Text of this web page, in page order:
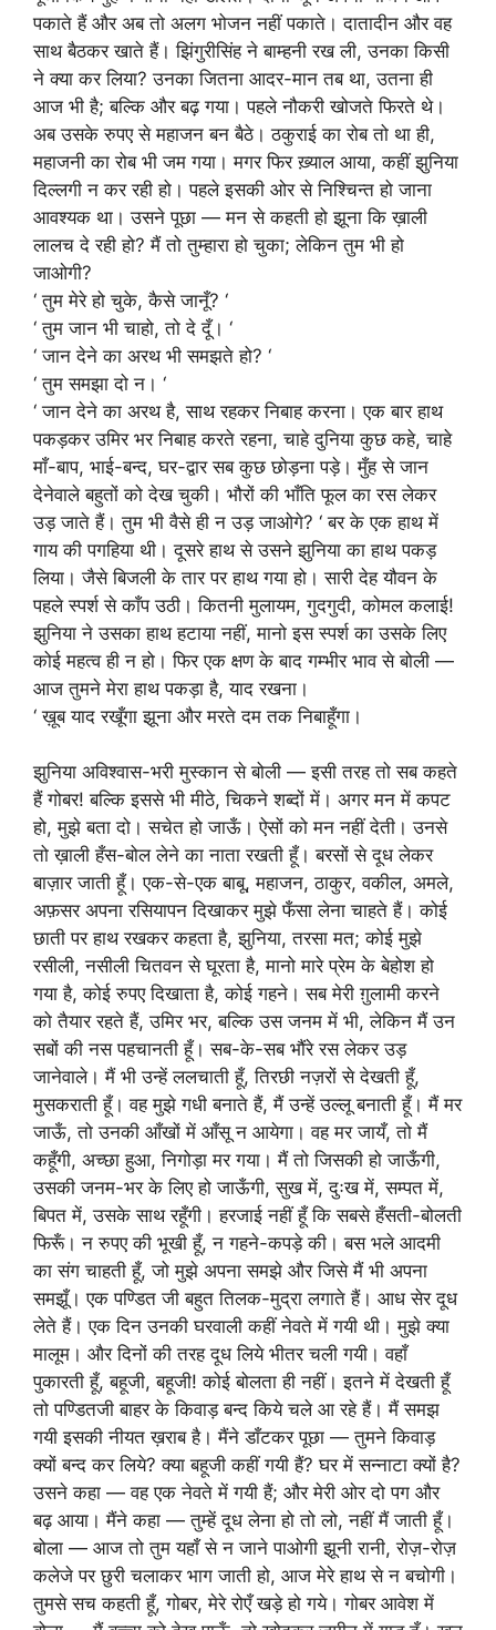
पकाते हैं और अब तो अलग भोजन नहीं पकाते। दातादीन और वह
साथ बैठकर खाते हैं। झिंगुरीसिंह ने बाम्हनी रख ली, उनका किसी
ने क्या कर लिया? उनका जितना आदर-मान तब था, उतना ही
आज भी है; बल्कि और बढ़ गया। पहले नौकरी खोजते फिरते थे।
अब उसके रुपए से महाजन बन बैठे। ठकुराई का रोब तो था ही,
महाजनी का रोब भी जम गया। मगर फिर ख़्याल आया, कहीं झुनिया
दिल्लगी न कर रही हो। पहले इसकी ओर से निश्चिन्त हो जाना
आवश्यक था। उसने पूछा — मन से कहती हो झूना कि ख़ाली
लालच दे रही हो? मैं तो तुम्हारा हो चुका; लेकिन तुम भी हो
जाओगी?
‘ तुम मेरे हो चुके, कैसे जानूँ? ‘
‘ तुम जान भी चाहो, तो दे दूँ। ‘
‘ जान देने का अरथ भी समझते हो? ‘
‘ तुम समझा दो न। ‘
‘ जान देने का अरथ है, साथ रहकर निबाह करना। एक बार हाथ
पकड़कर उमिर भर निबाह करते रहना, चाहे दुनिया कुछ कहे, चाहे
माँ-बाप, भाई-बन्द, घर-द्वार सब कुछ छोड़ना पड़े। मुँह से जान
देनेवाले बहुतों को देख चुकी। भौरों की भाँति फूल का रस लेकर
उड़ जाते हैं। तुम भी वैसे ही न उड़ जाओगे? ‘ बर के एक हाथ में
गाय की पगहिया थी। दूसरे हाथ से उसने झुनिया का हाथ पकड़
लिया। जैसे बिजली के तार पर हाथ गया हो। सारी देह यौवन के
पहले स्पर्श से काँप उठी। कितनी मुलायम, गुदगुदी, कोमल कलाई!
झुनिया ने उसका हाथ हटाया नहीं, मानो इस स्पर्श का उसके लिए
कोई महत्व ही न हो। फिर एक क्षण के बाद गम्भीर भाव से बोली —
आज तुमने मेरा हाथ पकड़ा है, याद रखना।
‘ ख़ूब याद रखूँगा झूना और मरते दम तक निबाहूँगा।
झुनिया अविश्वास-भरी मुस्कान से बोली — इसी तरह तो सब कहते
हैं गोबर! बल्कि इससे भी मीठे, चिकने शब्दों में। अगर मन में कपट
हो, मुझे बता दो। सचेत हो जाऊँ। ऐसों को मन नहीं देती। उनसे
तो ख़ाली हँस-बोल लेने का नाता रखती हूँ। बरसों से दूध लेकर
बाज़ार जाती हूँ। एक-से-एक बाबू, महाजन, ठाकुर, वकील, अमले,
अफ़सर अपना रसियापन दिखाकर मुझे फँसा लेना चाहते हैं। कोई
छाती पर हाथ रखकर कहता है, झुनिया, तरसा मत; कोई मुझे
रसीली, नसीली चितवन से घूरता है, मानो मारे प्रेम के बेहोश हो
गया है, कोई रुपए दिखाता है, कोई गहने। सब मेरी ग़ुलामी करने
को तैयार रहते हैं, उमिर भर, बल्कि उस जनम में भी, लेकिन मैं उन
सबों की नस पहचानती हूँ। सब-के-सब भौंरे रस लेकर उड़
जानेवाले। मैं भी उन्हें ललचाती हूँ, तिरछी नज़रों से देखती हूँ,
मुसकराती हूँ। वह मुझे गधी बनाते हैं, मैं उन्हें उल्लू बनाती हूँ। मैं मर
जाऊँ, तो उनकी आँखों में आँसू न आयेगा। वह मर जायँ, तो मैं
कहूँगी, अच्छा हुआ, निगोड़ा मर गया। मैं तो जिसकी हो जाऊँगी,
उसकी जनम-भर के लिए हो जाऊँगी, सुख में, दुःख में, सम्पत में,
बिपत में, उसके साथ रहूँगी। हरजाई नहीं हूँ कि सबसे हँसती-बोलती
फिरूँ। न रुपए की भूखी हूँ, न गहने-कपड़े की। बस भले आदमी
का संग चाहती हूँ, जो मुझे अपना समझे और जिसे मैं भी अपना
समझूँ। एक पण्डित जी बहुत तिलक-मुद्रा लगाते हैं। आध सेर दूध
लेते हैं। एक दिन उनकी घरवाली कहीं नेवते में गयी थी। मुझे क्या
मालूम। और दिनों की तरह दूध लिये भीतर चली गयी। वहाँ
पुकारती हूँ, बहूजी, बहूजी! कोई बोलता ही नहीं। इतने में देखती हूँ
तो पण्डितजी बाहर के किवाड़ बन्द किये चले आ रहे हैं। मैं समझ
गयी इसकी नीयत ख़राब है। मैंने डाँटकर पूछा — तुमने किवाड़
क्यों बन्द कर लिये? क्या बहूजी कहीं गयी हैं? घर में सन्नाटा क्यों है?
उसने कहा — वह एक नेवते में गयी हैं; और मेरी ओर दो पग और
बढ़ आया। मैंने कहा — तुम्हें दूध लेना हो तो लो, नहीं मैं जाती हूँ।
बोला — आज तो तुम यहाँ से न जाने पाओगी झूनी रानी, रोज़-रोज़
कलेजे पर छुरी चलाकर भाग जाती हो, आज मेरे हाथ से न बचोगी।
तुमसे सच कहती हूँ, गोबर, मेरे रोएँ खड़े हो गये। गोबर आवेश में